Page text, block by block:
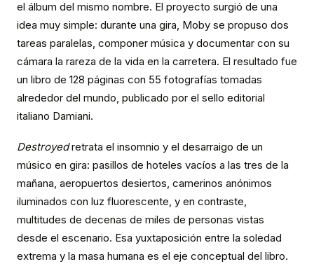
el álbum del mismo nombre. El proyecto surgió de una
idea muy simple: durante una gira, Moby se propuso dos
tareas paralelas, componer música y documentar con su
cámara la rareza de la vida en la carretera. El resultado fue
un libro de 128 páginas con 55 fotografías tomadas
alrededor del mundo, publicado por el sello editorial
italiano Damiani.
Destroyedretrata el insomnio y el desarraigo de un
músico en gira: pasillos de hoteles vacíos a las tres de la
mañana, aeropuertos desiertos, camerinos anónimos
iluminados con luz fluorescente, y en contraste,
multitudes de decenas de miles de personas vistas
desde el escenario. Esa yuxtaposición entre la soledad
extrema y la masa humana es el eje conceptual del libro.